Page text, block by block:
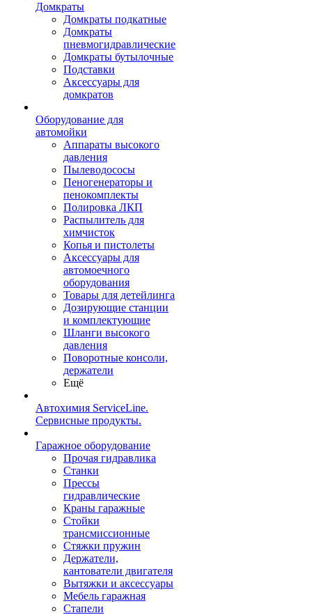
Домкраты
Домкраты подкатные
Домкраты
пневмогидравлические
Домкраты бутылочные
Подставки
Аксессуары для
домкратов
Оборудование для
автомойки
Аппараты высокого
давления
Пылеводососы
Пеногенераторы и
пенокомплекты
Полировка ЛКП
Распылитель для
химчисток
Копья и пистолеты
Аксессуары для
автомоечного
оборудования
Товары для детейлинга
Дозирующие станции
и комплектующие
Шланги высокого
давления
Поворотные консоли,
держатели
Ещё
Автохимия ServiceLine.
Сервисные продукты.
Гаражное оборудование
Прочая гидравлика
Станки
Прессы
гидравлические
Краны гаражные
Стойки
трансмиссионные
Стяжки пружин
Держатели,
кантователи двигателя
Вытяжки и аксессуары
Мебель гаражная
Стапели